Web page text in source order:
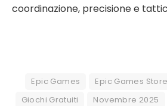
coordinazione, precisione e
Epic Games Epic Games Store
Giochi Gratuiti
Novembre 2025